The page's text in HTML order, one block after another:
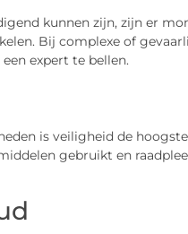
kunnen zijn, zijn er
Bij complexe of
expert te bellen.
is veiligheid de
gebruikt en